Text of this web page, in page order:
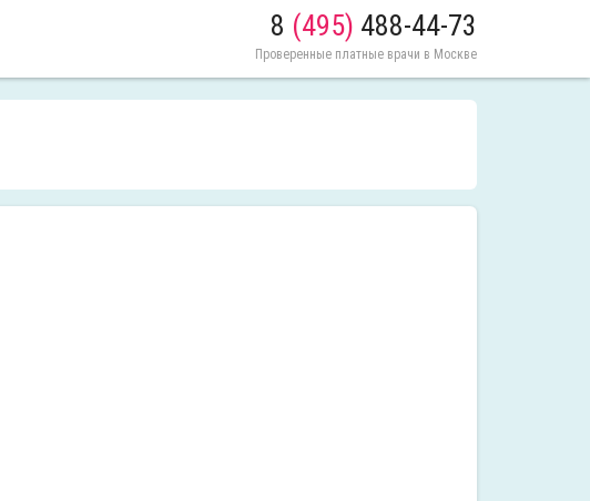
8 (495) 488-44-73
Проверенные платные врачи в Москве